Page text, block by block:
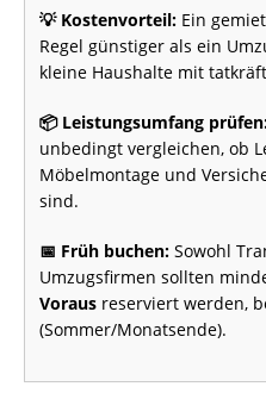
💡 Kostenvorteil: Ein
Regel günstiger als ein
kleine Haushalte mit
📦 Leistungsumfang
unbedingt vergleichen, ob
Möbelmontage und
sind.
📅 Früh buchen: Sowohl
Umzugsfirmen sollten
Voraus reserviert werden,
(Sommer/Monatsende).